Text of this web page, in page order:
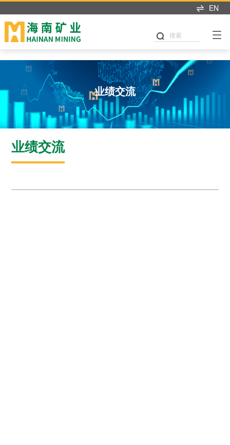
米兰app入口站官网 EN
搜索
业绩交流
业绩交流